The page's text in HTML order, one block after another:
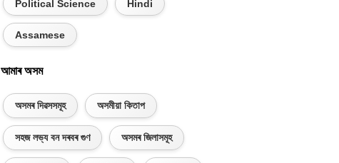
Political Science Hindi
Assamese
আমাৰ অসম
অসমৰ দিৱসসমূহ অসমীয়া কিতাপ
সহজ লভ্য বন দৰবৰ গুণ অসমৰ জিলাসমূহ